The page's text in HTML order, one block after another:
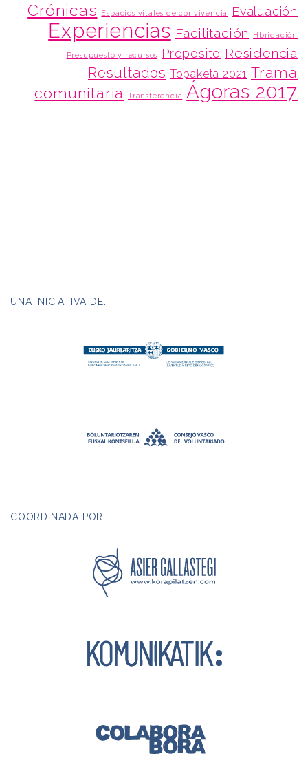
Crónicas Espacios vitales de convivencia Evaluación
Experiencias Facilitación Hbridación
Presupuesto y recursos Propósito Residencia
Resultados Topaketa 2021 Trama
comunitaria
Transferencia Ágoras 2017
UNA INICIATIVA DE:
COORDINADA POR: